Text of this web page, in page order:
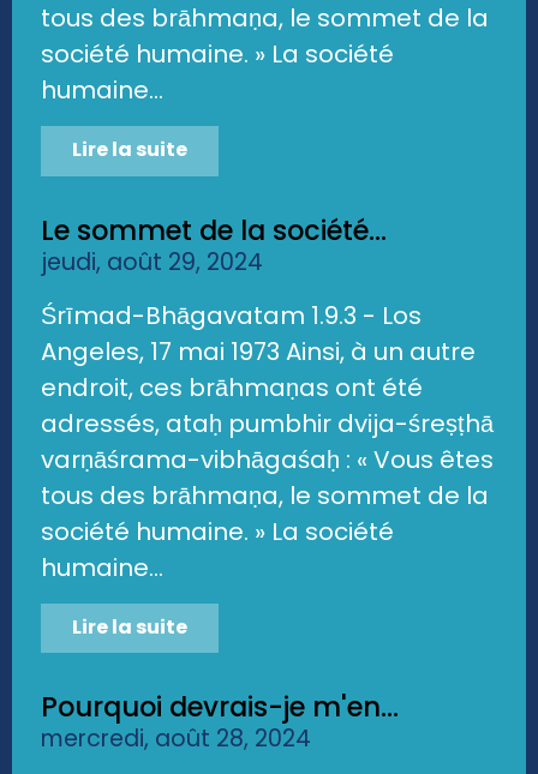
tous des brāhmaṇa, le sommet de la
société humaine. » La société
humaine...
Lire la suite
Le sommet de la société...
jeudi, août 29, 2024
Śrīmad-Bhāgavatam 1.9.3 - Los
Angeles, 17 mai 1973 Ainsi, à un autre
endroit, ces brāhmaṇas ont été
adressés, ataḥ pumbhir dvija-śreṣṭhā
varṇāśrama-vibhāgaśaḥ : « Vous êtes
tous des brāhmaṇa, le sommet de la
société humaine. » La société
humaine...
Lire la suite
Pourquoi devrais-je m'en...
mercredi, août 28, 2024